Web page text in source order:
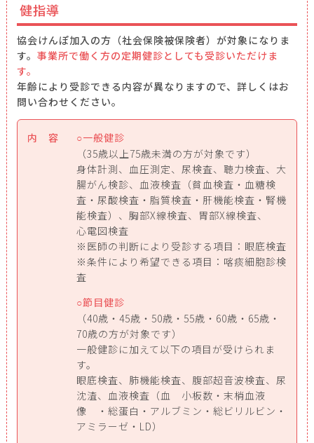
健指導
協会けんぽ加入の方（社会保険被保険者）が対象になりま
す。 事業所で働く方の定期健診としても受診いただけま
す。
年齢により受診できる内容が異なりますので、詳しくはお
問い合わせください。
内 容
一般健診
（35歳以上75歳未満の方が対象です）
身体計測、血圧測定、尿検査、聴力検査、大
腸がん検診、血液検査（貧血検査・血糖検
査・尿酸検査・脂質検査・肝機能検査・腎機
能検査）、胸部X線検査、胃部X線検査、
心電図検査
※医師の判断により受診する項目：眼底検査
※条件により希望できる項目：喀痰細胞診検
査
節目健診
（40歳・45歳・50歳・55歳・60歳・65歳・
70歳の方が対象です）
一般健診に加えて以下の項目が受けられま
す。
眼底検査、肺機能検査、腹部超音波検査、尿
沈渣、血液検査（血 小板数・末梢血液
像 ・総蛋白・アルブミン・総ビリルビン・
アミラーゼ・LD）